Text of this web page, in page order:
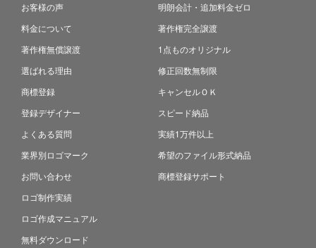
お客様の声
料金について
著作権無償譲渡
選ばれる理由
商標登録
登録デザイナー
よくある質問
業界別ロゴマーク
お問い合わせ
ロゴ制作実績
ロゴ作成マニュアル
無料ダウンロード
明朗会計・追加料金ゼロ
著作権完全譲渡
1点ものオリジナル
修正回数無制限
キャンセルＯＫ
スピード納品
実績1万件以上
希望のファイル形式納品
商標登録サポート